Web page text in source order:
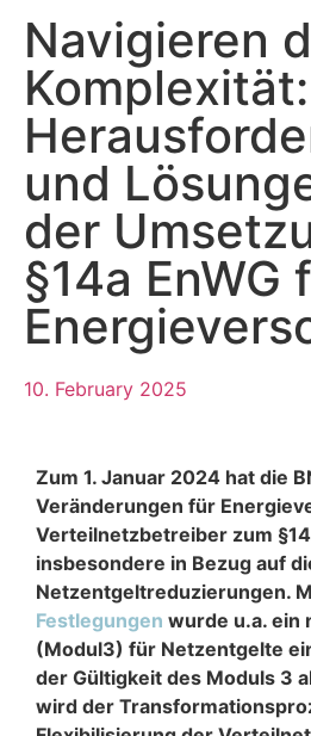
Navigieren
Komplexität:
und
der
§14a EnWG
10. February 2025
Zum 1. Januar 2024 hat die
Veränderungen für
Verteilnetzbetreiber zum
insbesondere in Bezug auf
Netzentgeltreduzierungen.
Festlegungen wurde u.a. ein
(Modul3) für Netzentgelte
der Gültigkeit des Moduls 3
wird der